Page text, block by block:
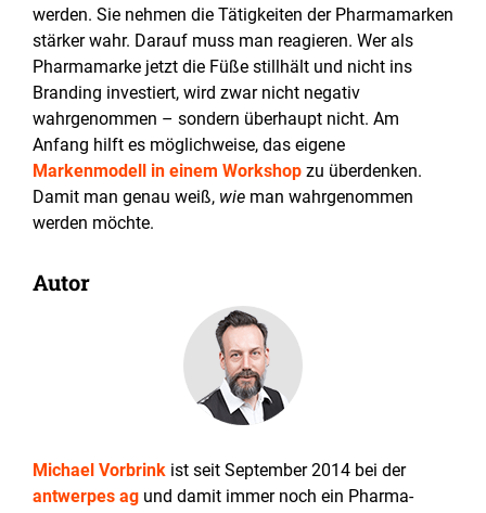
werden. Sie nehmen die Tätigkeiten der Pharmamarken
stärker wahr. Darauf muss man reagieren. Wer als
Pharmamarke jetzt die Füße stillhält und nicht ins
Branding investiert, wird zwar nicht negativ
wahrgenommen – sondern überhaupt nicht. Am
Anfang hilft es möglichweise, das eigene
Markenmodell in einem Workshop zu überdenken.
Damit man genau weiß, wie man wahrgenommen
werden möchte.
Autor
Michael Vorbrink ist seit September 2014 bei der
antwerpes ag und damit immer noch ein Pharma-